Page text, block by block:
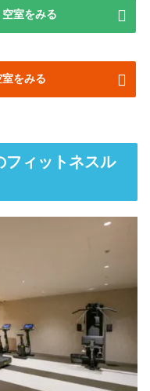
室をみる
をみる
フィットネスル